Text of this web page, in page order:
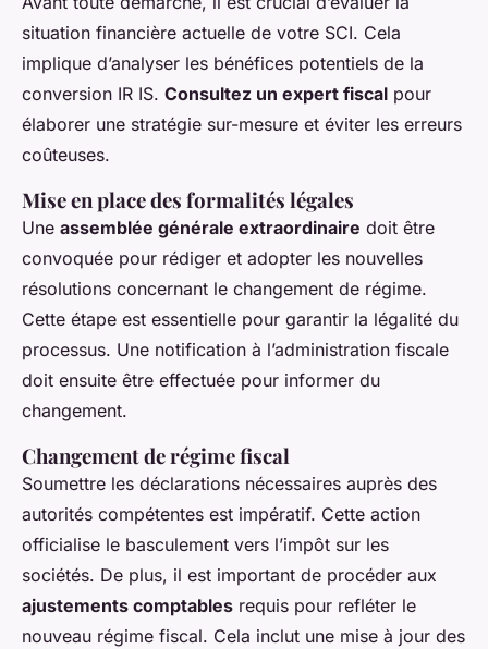
situation financière actuelle de votre SCI. Cela
implique d’analyser les bénéfices potentiels de la
conversion IR IS. Consultez un expert fiscal pour
élaborer une stratégie sur-mesure et éviter les erreurs
coûteuses.
Mise en place des formalités légales
Une assemblée générale extraordinaire doit être
convoquée pour rédiger et adopter les nouvelles
résolutions concernant le changement de régime.
Cette étape est essentielle pour garantir la légalité du
processus. Une notification à l’administration fiscale
doit ensuite être effectuée pour informer du
changement.
Changement de régime fiscal
Soumettre les déclarations nécessaires auprès des
autorités compétentes est impératif. Cette action
officialise le basculement vers l’impôt sur les
sociétés. De plus, il est important de procéder aux
ajustements comptables requis pour refléter le
nouveau régime fiscal. Cela inclut une mise à jour des